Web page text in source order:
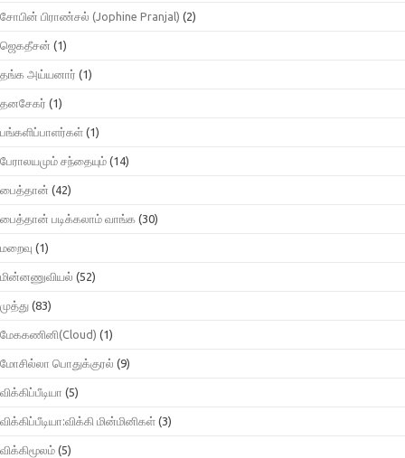
சோபின் பிராண்சல் (Jophine Pranjal) (2)
ஜெகதீசன் (1)
தங்க அய்யனார் (1)
தனசேகர் (1)
பங்களிப்பாளர்கள் (1)
பேராலயமும் சந்தையும் (14)
பைத்தான் (42)
பைத்தான் படிக்கலாம் வாங்க (30)
மறைவு (1)
மின்னணுவியல் (52)
முத்து (83)
மேககணினி(Cloud) (1)
மோசில்லா பொதுக்குரல் (9)
விக்கிப்பீடியா (5)
விக்கிப்பீடியா:விக்கி மின்மினிகள் (3)
விக்கிமூலம் (5)